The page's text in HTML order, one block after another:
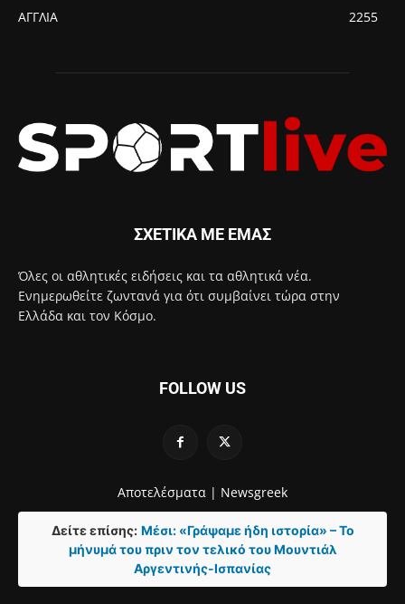
ΑΓΓΛΙΑ
2255
ΣΧΕΤΙΚΑ ΜΕ ΕΜΑΣ
Όλες οι αθλητικές ειδήσεις και τα αθλητικά νέα.
Ενημερωθείτε ζωντανά για ότι συμβαίνει τώρα στην
Ελλάδα και τον Κόσμο.
FOLLOW US
Αποτελέσματα | Newsgreek
Δείτε επίσης: Μέσι: «Γράψαμε ήδη ιστορία» – Το
μήνυμά του πριν τον τελικό του Μουντιάλ
Αργεντινής-Ισπανίας